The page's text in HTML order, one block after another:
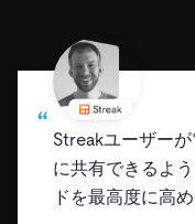
プラン
TiDB Cloud
料金
エコシステム
業界
フィンテック
SaaS
ブログ
アーカイブ動画
エンゲージメント
イベント
会社概要
規約類
基本規約、TiDBクラ
プライバシーポリシ
ドキュメント
ドキュメント
Streakユーザー
に共有できるよ
ドを最高度に高